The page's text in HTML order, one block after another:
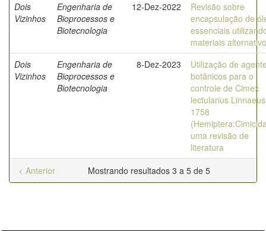
Dois
Vizinhos
Engenharia de
Bioprocessos e
Biotecnologia
12-Dez-2022
Revisão sobre
encapsulação de
essenciais
materiais
Dois
Vizinhos
Engenharia de
Bioprocessos e
Biotecnologia
8-Dez-2023
Utilização de
botânicos para o
controle de Cimex
lectularius
1758
uma revisão de
literatura
Mostrando resultados 3 a 5 de 5
< Anterior